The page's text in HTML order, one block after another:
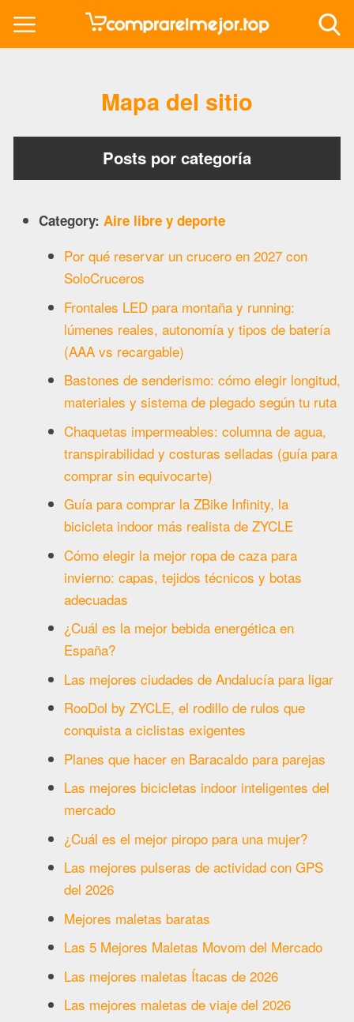
Mapa del sitio
Posts por categoría
Category: Aire libre y deporte
Por qué reservar un crucero en 2027 con
SoloCruceros
Frontales LED para montaña y running:
lúmenes reales, autonomía y tipos de batería
(AAA vs recargable)
Bastones de senderismo: cómo elegir longitud,
materiales y sistema de plegado según tu ruta
Chaquetas impermeables: columna de agua,
transpirabilidad y costuras selladas (guía para
comprar sin equivocarte)
Guía para comprar la ZBike Infinity, la
bicicleta indoor más realista de ZYCLE
Cómo elegir la mejor ropa de caza para
invierno: capas, tejidos técnicos y botas
adecuadas
¿Cuál es la mejor bebida energética en
España?
Las mejores ciudades de Andalucía para ligar
RooDol by ZYCLE, el rodillo de rulos que
conquista a ciclistas exigentes
Planes que hacer en Baracaldo para parejas
Las mejores bicicletas indoor inteligentes del
mercado
¿Cuál es el mejor piropo para una mujer?​
Las mejores pulseras de actividad con GPS
del 2026
Mejores maletas baratas
Las 5 Mejores Maletas Movom del Mercado
Las mejores maletas Ítacas de 2026
Las mejores maletas de viaje del 2026